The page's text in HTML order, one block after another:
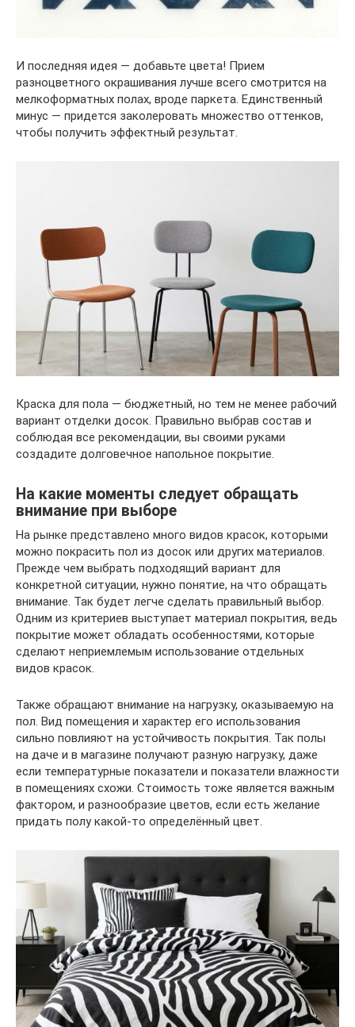
И последняя идея — добавьте цвета! Прием
разноцветного окрашивания лучше всего смотрится на
мелкоформатных полах, вроде паркета. Единственный
минус — придется заколеровать множество оттенков,
чтобы получить эффектный результат.
Краска для пола — бюджетный, но тем не менее рабочий
вариант отделки досок. Правильно выбрав состав и
соблюдая все рекомендации, вы своими руками
создадите долговечное напольное покрытие.
На какие моменты следует обращать
внимание при выборе
На рынке представлено много видов красок, которыми
можно покрасить пол из досок или других материалов.
Прежде чем выбрать подходящий вариант для
конкретной ситуации, нужно понятие, на что обращать
внимание. Так будет легче сделать правильный выбор.
Одним из критериев выступает материал покрытия, ведь
покрытие может обладать особенностями, которые
сделают неприемлемым использование отдельных
видов красок.
Также обращают внимание на нагрузку, оказываемую на
пол. Вид помещения и характер его использования
сильно повлияют на устойчивость покрытия. Так полы
на даче и в магазине получают разную нагрузку, даже
если температурные показатели и показатели влажности
в помещениях схожи. Стоимость тоже является важным
фактором, и разнообразие цветов, если есть желание
придать полу какой-то определённый цвет.